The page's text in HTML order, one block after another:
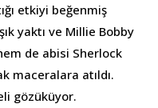
etkiyi beğenmiş
yaktı ve Millie Bobby
de abisi Sherlock
maceralara atıldı.
gözüküyor.